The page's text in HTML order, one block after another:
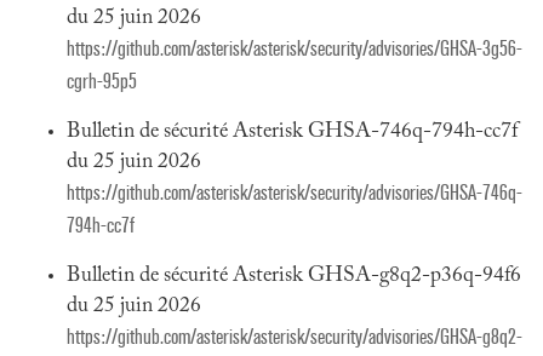
du 25 juin 2026
https://github.com/asterisk/asterisk/security/advisories/GHSA-3g56-
cgrh-95p5
Bulletin de sécurité Asterisk GHSA-746q-794h-cc7f
du 25 juin 2026
https://github.com/asterisk/asterisk/security/advisories/GHSA-746q-
794h-cc7f
Bulletin de sécurité Asterisk GHSA-g8q2-p36q-94f6
du 25 juin 2026
https://github.com/asterisk/asterisk/security/advisories/GHSA-g8q2-